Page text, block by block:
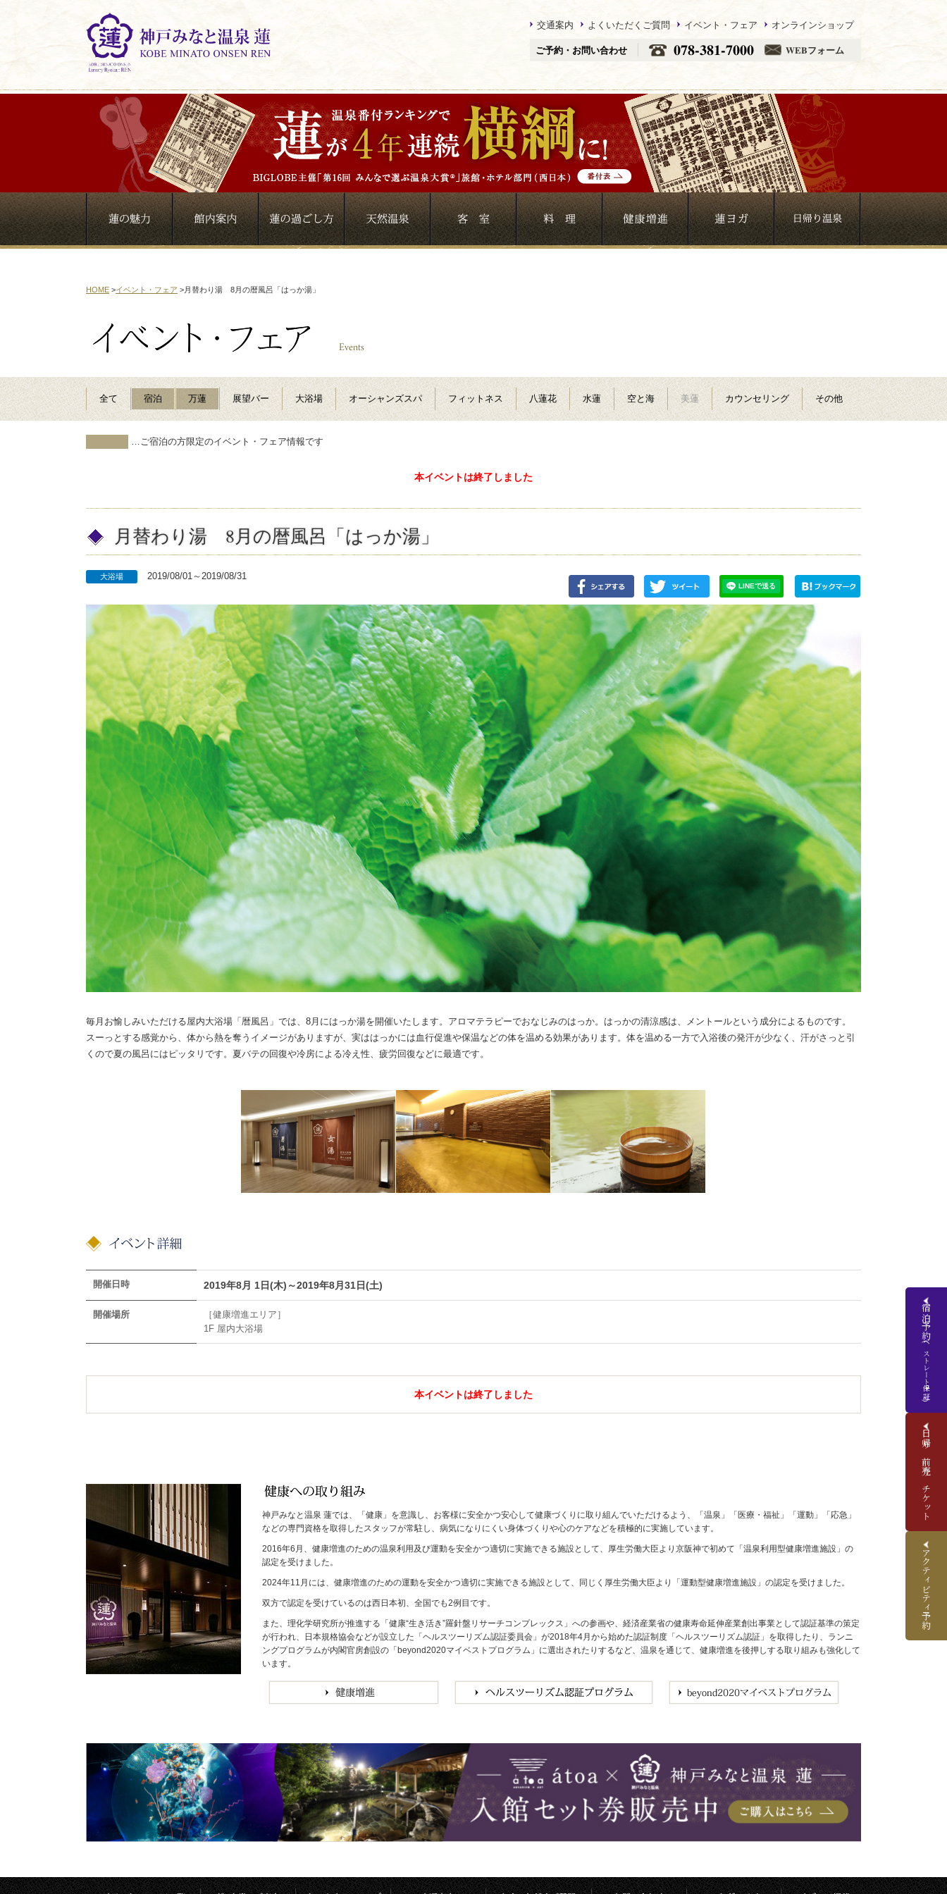
交通案内 よくいただくご質問 イベント・フェア オンラインショップ
ご予約・お問い合わせ 078-381-7000 WEBフォーム
宿泊予約
(ベストレート保証)
日帰り前売りチケット
アクティビティ予約
HOME >イベント・フェア >月替わり湯 8月の暦風呂「はっか湯」
全て 宿泊 万蓮 展望バー 大浴場 オーシャンズスパ フィットネス 八蓮花 水蓮 空と海 美蓮 カウンセリング その他
…ご宿泊の方限定のイベント・フェア情報です
本イベントは終了しました
月替わり湯 8月の暦風呂「はっか湯」
大浴場 2019/08/01～2019/08/31
毎月お愉しみいただける屋内大浴場「暦風呂」では、8月にはっか湯を開催いたします。アロマテラピーでおなじみのはっか。はっかの清涼感は、メントールという成分によるものです。
スーっとする感覚から、体から熱を奪うイメージがありますが、実ははっかには血行促進や保温などの体を温める効果があります。体を温める一方で入浴後の発汗が少なく、汗がさっと引
くので夏の風呂にはピッタリです。夏バテの回復や冷房による冷え性、疲労回復などに最適です。
開催日時 2019年8月 1日(木)～2019年8月31日(土)
開催場所
［健康増進エリア］
1F 屋内大浴場
本イベントは終了しました
神戸みなと温泉 蓮では、「健康」を意識し、お客様に安全かつ安心して健康づくりに取り組んでいただけるよう、「温泉」「医療・福祉」「運動」「応急」
などの専門資格を取得したスタッフが常駐し、病気になりにくい身体づくりや心のケアなどを積極的に実施しています。
2016年6月、健康増進のための温泉利用及び運動を安全かつ適切に実施できる施設として、厚生労働大臣より京阪神で初めて「温泉利用型健康増進施設」の
認定を受けました。
2024年11月には、健康増進のための運動を安全かつ適切に実施できる施設として、同じく厚生労働大臣より「運動型健康増進施設」の認定を受けました。
双方で認定を受けているのは西日本初、全国でも2例目です。
また、理化学研究所が推進する「健康“生き活き”羅針盤リサーチコンプレックス」への参画や、経済産業省の健康寿命延伸産業創出事業として認証基準の策定
が行われ、日本規格協会などが設立した「ヘルスツーリズム認証委員会」が2018年4月から始めた認証制度「ヘルスツーリズム認証」を取得したり、ランニ
ングプログラムが内閣官房創設の「beyond2020マイベストプログラム」に選出されたりするなど、温泉を通じて、健康増進を後押しする取り組みも強化して
います。